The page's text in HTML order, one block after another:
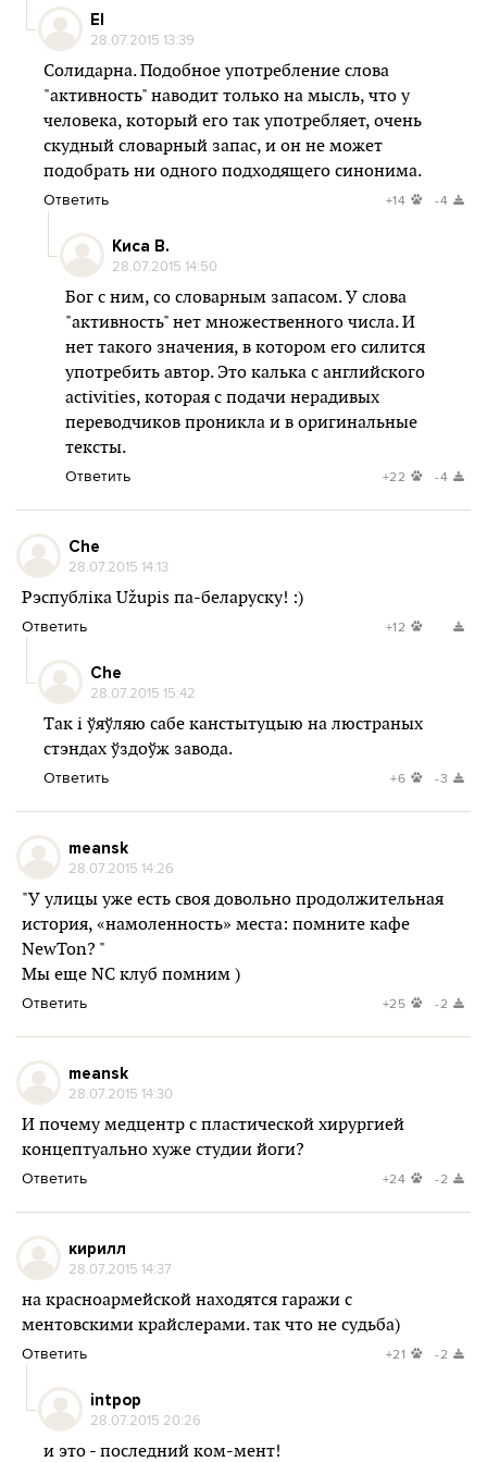
El
28.07.2015 13:39
Солидарна. Подобное употребление слова
"активность" наводит только на мысль, что у
человека, который его так употребляет, очень
скудный словарный запас, и он не может
подобрать ни одного подходящего синонима.
Ответить +14 -4
Киса В.
28.07.2015 14:50
Бог с ним, со словарным запасом. У слова
"активность" нет множественного числа. И
нет такого значения, в котором его силится
употребить автор. Это калька с английского
activities, которая с подачи нерадивых
переводчиков проникла и в оригинальные
тексты.
Ответить +22 -4
Che
28.07.2015 14:13
Рэспублiка Užupis па-беларуску! :)
Ответить +12
Che
28.07.2015 15:42
Так і ўяўляю сабе канстытуцыю на люстраных
стэндах ўздоўж завода.
Ответить +6 -3
meansk
28.07.2015 14:26
"У улицы уже есть своя довольно продолжительная
история, «намоленность» места: помните кафе
NewTon? "
Мы еще NC клуб помним )
Ответить +25 -2
meansk
28.07.2015 14:30
И почему медцентр с пластической хирургией
концептуально хуже студии йоги?
Ответить +24 -2
кирилл
28.07.2015 14:37
на красноармейской находятся гаражи с
ментовскими крайслерами. так что не судьба)
Ответить +21 -2
intpop
28.07.2015 20:26
и это - последний ком-мент!